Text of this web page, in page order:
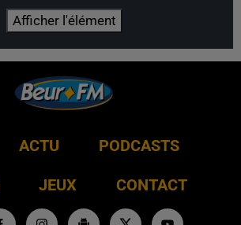
Afficher l'élément
ACTU PODCASTS
JEUX CONTACT